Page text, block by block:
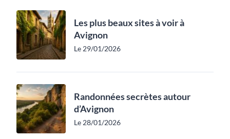
Les plus beaux sites à voir à
Avignon
Le 29/01/2026
Randonnées secrètes autour
d’Avignon
Le 28/01/2026